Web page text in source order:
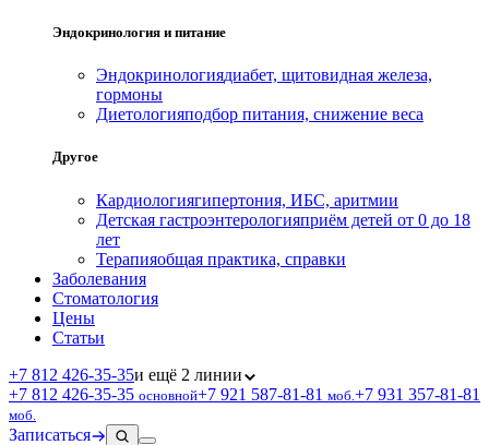
Эндокринология и питание
Эндокринологиядиабет, щитовидная железа,
гормоны
Диетологияподбор питания, снижение веса
Другое
Кардиологиягипертония, ИБС, аритмии
Детская гастроэнтерологияприём детей от 0 до 18
лет
Терапияобщая практика, справки
Заболевания
Стоматология
Цены
Статьи
+7 812 426‑35‑35и ещё 2 линии
+7 812 426‑35‑35 основной+7 921 587‑81‑81 моб. +7 931 357‑81‑81
моб.
Записаться